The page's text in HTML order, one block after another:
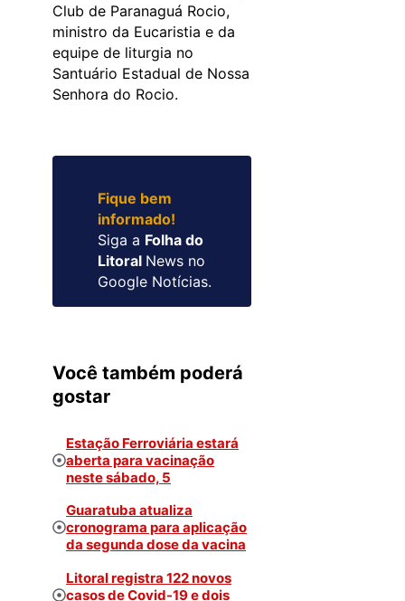
Club de Paranaguá Rocio,
ministro da Eucaristia e da
equipe de liturgia no
Santuário Estadual de Nossa
Senhora do Rocio.
Fique bem
informado!
Siga a Folha do
Litoral News no
Google Notícias.
Você também poderá
gostar
Estação Ferroviária estará
aberta para vacinação
neste sábado, 5
Guaratuba atualiza
cronograma para aplicação
da segunda dose da vacina
Litoral registra 122 novos
casos de Covid-19 e dois